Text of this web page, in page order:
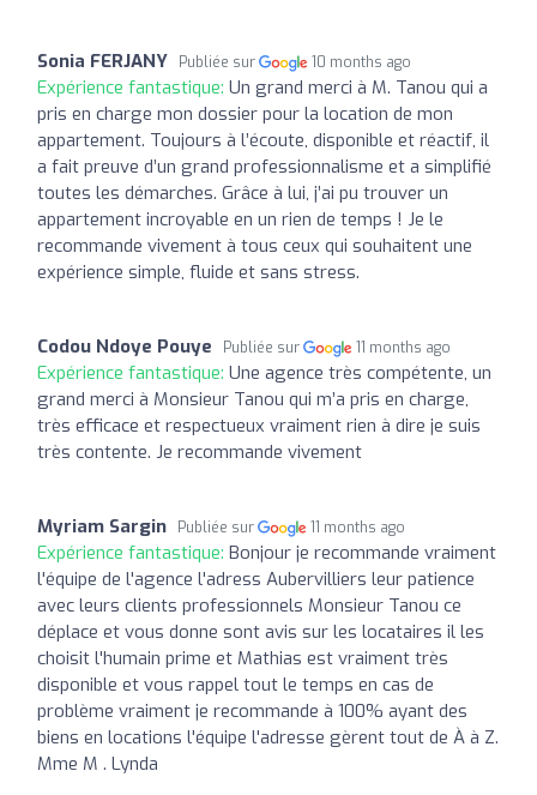
Sonia FERJANY Publiée sur 10 months ago
Expérience fantastique: Un grand merci à M. Tanou qui a
pris en charge mon dossier pour la location de mon
appartement. Toujours à l’écoute, disponible et réactif, il
a fait preuve d’un grand professionnalisme et a simplifié
toutes les démarches. Grâce à lui, j’ai pu trouver un
appartement incroyable en un rien de temps ! Je le
recommande vivement à tous ceux qui souhaitent une
expérience simple, fluide et sans stress.
Codou Ndoye Pouye Publiée sur 11 months ago
Expérience fantastique: Une agence très compétente, un
grand merci à Monsieur Tanou qui m’a pris en charge,
très efficace et respectueux vraiment rien à dire je suis
très contente. Je recommande vivement
Myriam Sargin Publiée sur 11 months ago
Expérience fantastique: Bonjour je recommande vraiment
l'équipe de l'agence l'adress Aubervilliers leur patience
avec leurs clients professionnels Monsieur Tanou ce
déplace et vous donne sont avis sur les locataires il les
choisit l'humain prime et Mathias est vraiment très
disponible et vous rappel tout le temps en cas de
problème vraiment je recommande à 100% ayant des
biens en locations l'équipe l'adresse gèrent tout de À à Z.
Mme M . Lynda